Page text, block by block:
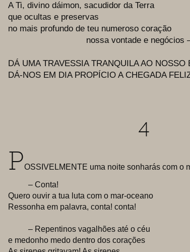
A Ti, divino dáimon, sacudidor da Terra
que ocultas e preservas
no mais profundo de teu numeroso coração
nossa vontade e negócios
DÁ UMA TRAVESSIA TRANQUILA AO NOSSO
DÁ-NOS EM DIA PROPÍCIO A CHEGADA
4
POSSIVELMENTE uma noite sonharás com o
– Conta!
Quero ouvir a tua luta com o mar-oceano
Ressonha em palavra, conta! conta!
– Repentinos vagalhões até o céu
e medonho medo dentro dos corações